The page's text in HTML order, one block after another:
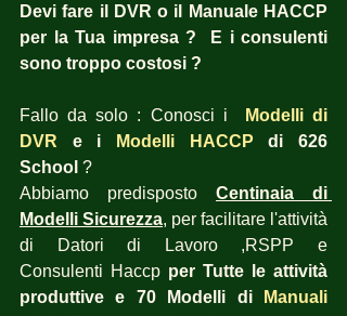
Devi fare il DVR o il Manuale HACCP
per la Tua impresa ?  E i consulenti
sono troppo costosi ?
Fallo da solo : Conosci i
Modelli di
DVR e i Modelli HACCP di 626
School ?
Abbiamo predisposto Centinaia di
Modelli Sicurezza, per facilitare l'attività
di Datori di Lavoro ,RSPP e
Consulenti Haccp per Tutte le attività
produttive e 70 Modelli di
Manuali